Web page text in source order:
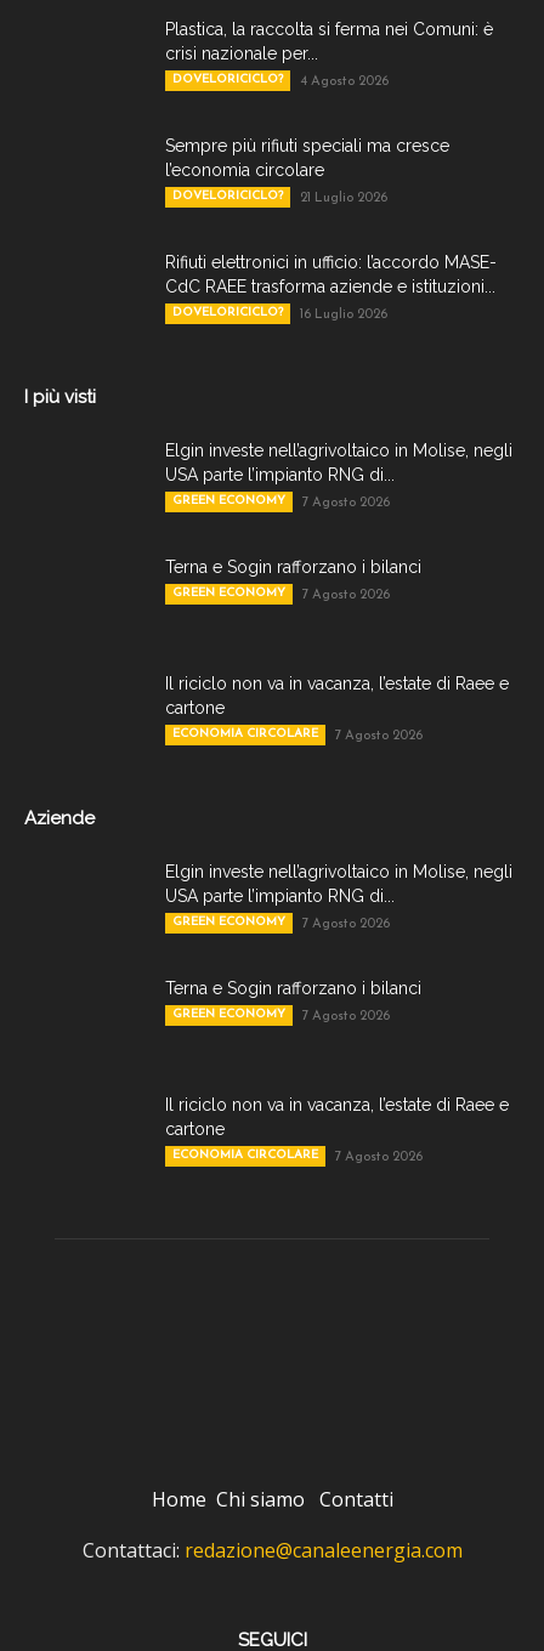
Plastica, la raccolta si ferma nei Comuni: è
crisi nazionale per...
DOVELORICICLO? 4 Agosto 2026
Sempre più rifiuti speciali ma cresce
l’economia circolare
DOVELORICICLO? 21 Luglio 2026
Rifiuti elettronici in ufficio: l’accordo MASE-
CdC RAEE trasforma aziende e istituzioni...
DOVELORICICLO? 16 Luglio 2026
I più visti
Elgin investe nell’agrivoltaico in Molise, negli
USA parte l’impianto RNG di...
GREEN ECONOMY 7 Agosto 2026
Terna e Sogin rafforzano i bilanci
GREEN ECONOMY 7 Agosto 2026
Il riciclo non va in vacanza, l’estate di Raee e
cartone
ECONOMIA CIRCOLARE 7 Agosto 2026
Aziende
Elgin investe nell’agrivoltaico in Molise, negli
USA parte l’impianto RNG di...
GREEN ECONOMY 7 Agosto 2026
Terna e Sogin rafforzano i bilanci
GREEN ECONOMY 7 Agosto 2026
Il riciclo non va in vacanza, l’estate di Raee e
cartone
ECONOMIA CIRCOLARE 7 Agosto 2026
Home Chi siamo Contatti
Contattaci: redazione@canaleenergia.com
SEGUICI